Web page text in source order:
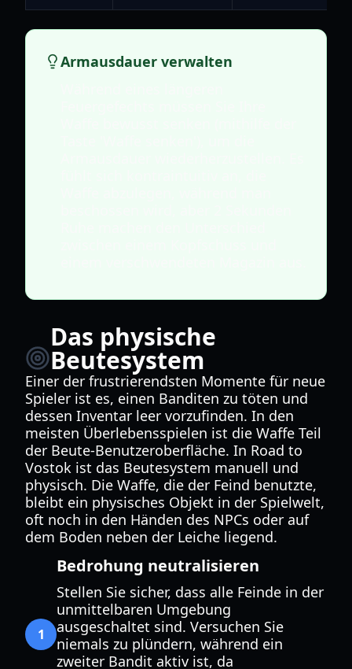
Armausdauer verwalten
Das physische
Beutesystem
Einer der frustrierendsten Momente für neue
Spieler ist es, einen Banditen zu töten und
dessen Inventar leer vorzufinden. In den
meisten Überlebensspielen ist die Waffe Teil
der Beute-Benutzeroberfläche. In Road to
Vostok ist das Beutesystem manuell und
physisch. Die Waffe, die der Feind benutzte,
bleibt ein physisches Objekt in der Spielwelt,
oft noch in den Händen des NPCs oder auf
dem Boden neben der Leiche liegend.
1
Bedrohung neutralisieren
Stellen Sie sicher, dass alle Feinde in der
unmittelbaren Umgebung
ausgeschaltet sind. Versuchen Sie
niemals zu plündern, während ein
zweiter Bandit aktiv ist, da